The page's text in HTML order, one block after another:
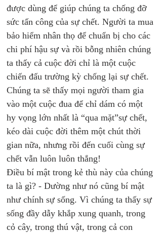
được dùng để giúp chúng ta chống đỡ
sức tấn công của sự chết. Người ta mua
bảo hiểm nhân thọ để chuẩn bị cho các
chi phí hậu sự và rồi bỗng nhiên chúng
ta thấy cả cuộc đời chỉ là một cuộc
chiến đấu trường kỳ chống lại sự chết.
Chúng ta sẽ thấy mọi người tham gia
vào một cuộc đua để chỉ dám có một
hy vọng lớn nhất là “qua mặt”sự chết,
kéo dài cuộc đời thêm một chút thời
gian nữa, nhưng rồi đến cuối cùng sự
chết vẫn luôn luôn thắng!
Điều bí mật trong kẻ thù này của chúng
ta là gì? - Dường như nó cũng bí mật
như chính sự sống. Vì chúng ta thấy sự
sống đầy dẫy khắp xung quanh, trong
cỏ cây, trong thú vật, trong cả con